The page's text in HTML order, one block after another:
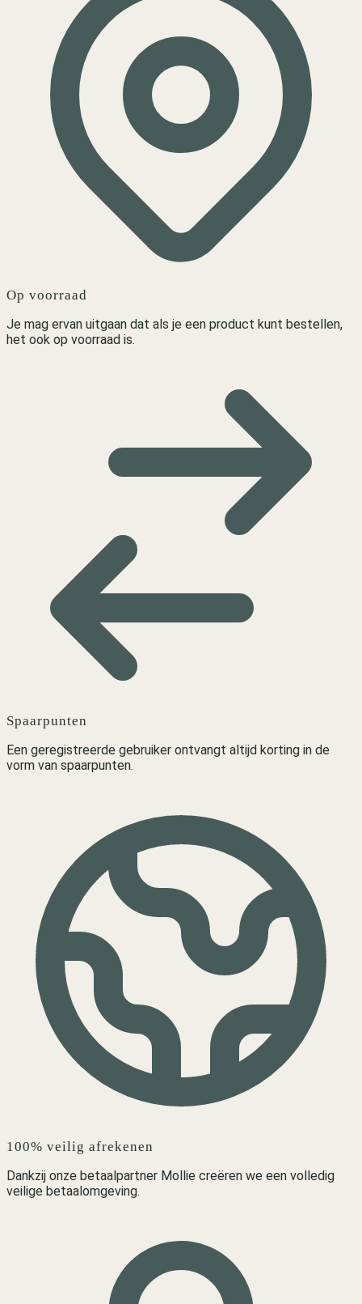
Op voorraad
Je mag ervan uitgaan dat als je een product kunt bestellen,
het ook op voorraad is.
Spaarpunten
Een geregistreerde gebruiker ontvangt altijd korting in de
vorm van spaarpunten.
100% veilig afrekenen
Dankzij onze betaalpartner Mollie creëren we een volledig
veilige betaalomgeving.